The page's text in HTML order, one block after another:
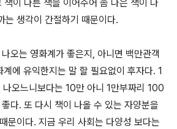
책이 다른 책을 이어주어 좀 나은 책이 나
는 생각이 간절하기 때문이다.
오는 영화계가 좋은지, 아니면 백만관객
에 유익한지는 말 할 필요없이 후자다. 1
오느니보다는 10만 아니 1만부짜리 100
다. 또 다시 책이 나올 수 있는 자양분을
문이다. 지금 우리 사회는 다양성 보다는